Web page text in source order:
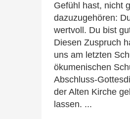
Gefühl hast, nicht
dazuzugehören:
wertvoll. Du bist
Diesen Zuspruch
uns am letzten
ökumenischen
Abschluss-
der Alten Kirche
lassen. ...